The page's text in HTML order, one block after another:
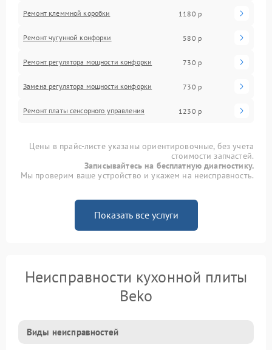
Ремонт клеммной коробки 1180 р
Ремонт чугунной конфорки 580 р
Ремонт регулятора мощности конфорки 730 р
Замена регулятора мощности конфорки 730 р
Ремонт платы сенсорного управления 1230 р
Цены в прайс-листе указаны ориентировочные, без учета
стоимости запчастей.
Записывайтесь на бесплатную диагностику.
Мы проверим ваше устройство и укажем на неисправность.
Показать все услуги
Неисправности кухонной плиты
Beko
Виды неисправностей